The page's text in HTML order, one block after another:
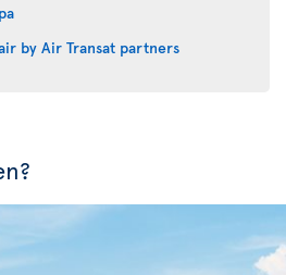
by Air Transat partners